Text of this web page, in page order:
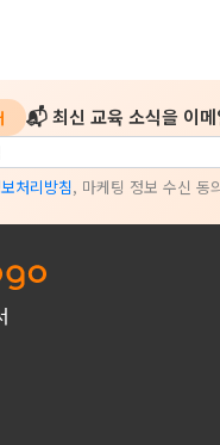
📬 최신 교육 소식을 이
처리방침, 마케팅 정보 수신 동